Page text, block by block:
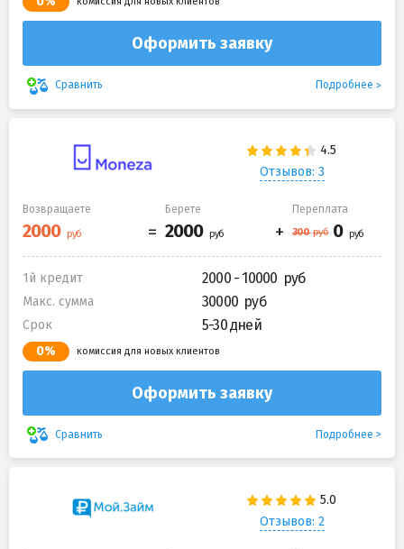
Оформить заявку
Сравнить Подробнее
Отзывов: 3
Возвращаете Берете Переплата
1й кредит 2000 - 10000
Макс. сумма 30000
Срок 5-30 дней
0% комиссия для новых клиентов
Оформить заявку
Сравнить Подробнее
Отзывов: 2